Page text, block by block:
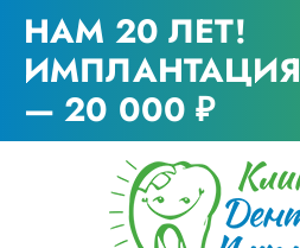
НАМ 20 ЛЕТ!
ИМПЛАНТАЦИЯ
— 20 000 ₽